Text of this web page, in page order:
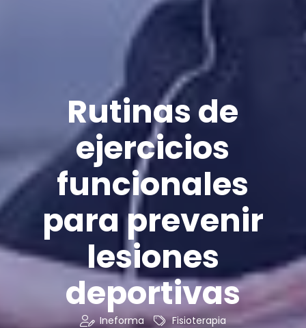
Rutinas de
ejercicios
funcionales
para prevenir
lesiones
deportivas
Ineforma Fisioterapia